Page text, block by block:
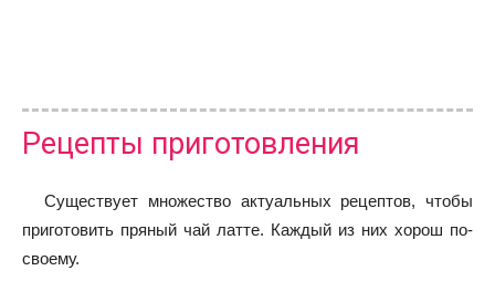
Рецепты приготовления
Существует множество актуальных рецептов, чтобы
приготовить пряный чай латте. Каждый из них хорош по-
своему.